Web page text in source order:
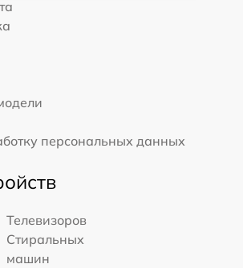
персональных данных
Телевизоров
Стиральных
машин